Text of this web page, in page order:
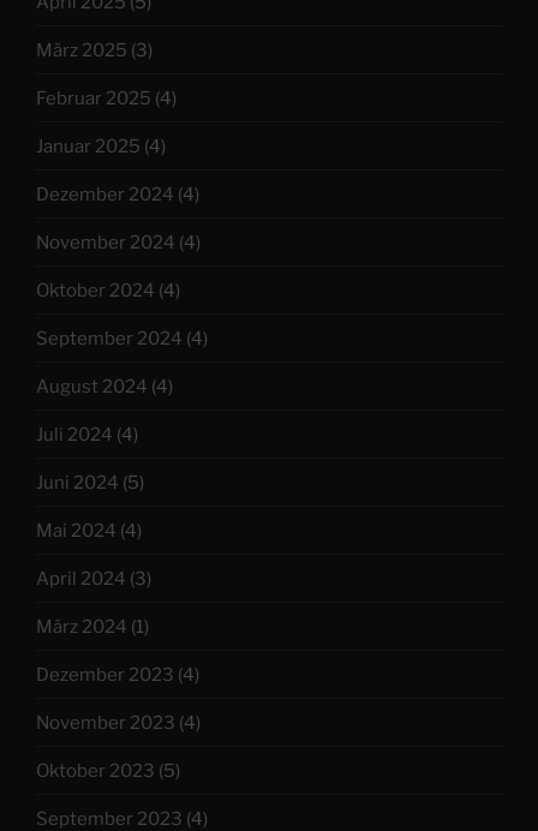
März 2025 (3)
Februar 2025 (4)
Januar 2025 (4)
Dezember 2024 (4)
November 2024 (4)
Oktober 2024 (4)
September 2024 (4)
August 2024 (4)
Juli 2024 (4)
Juni 2024 (5)
Mai 2024 (4)
April 2024 (3)
März 2024 (1)
Dezember 2023 (4)
November 2023 (4)
Oktober 2023 (5)
September 2023 (4)